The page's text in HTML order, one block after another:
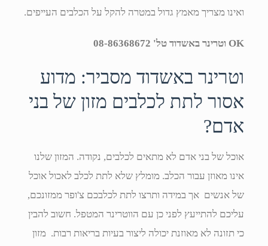
ואינו מצריך מאמץ גדול במטרה להקל על הכלבים העייפים.
OK וטרינר באשדוד טל' 08-86368672
וטרינר באשדוד מסביר: מדוע
אסור לתת לכלבים מזון של בני
אדם?
אוכל של בני אדם לא מתאים לכלבים, נקודה. המזון שלנו
אינו מאוזן עבור הכלב. מומלץ שלא לתת לכלב לאכול אוכל
של אנשים אך במידה ותרצו לתת לכלבכם צ'ופר ממזונכם,
עליכם להתייעץ לפני כן עם הווטרינר המטפל. חשוב להבין
כי תזונה לא מאוזנת יכולה ליצור בעיות בריאות רבות. מזון